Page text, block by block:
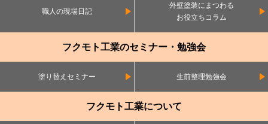
職人の現場日記
外壁塗装にまつわる
お役立ちコラム
フクモト工業のセミナー・勉強会
塗り替えセミナー 生前整理勉強会
フクモト工業について